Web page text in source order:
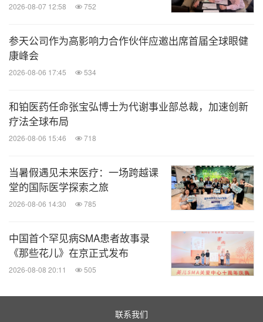
2026-08-07 12:58 752
参天公司作为高影响力合作伙伴应邀出席首届全球眼健
康峰会
2026-08-06 17:45 534
和铂医药任命张宝弘博士为代谢事业部总裁，加速创新
疗法全球布局
2026-08-06 15:46 718
当暑假遇见未来医疗：一场跨越课
堂的国际医学探索之旅
2026-08-06 14:30 785
中国首个罕见病SMA患者故事录
《那些花儿》在京正式发布
2026-08-08 20:11 505
联系我们